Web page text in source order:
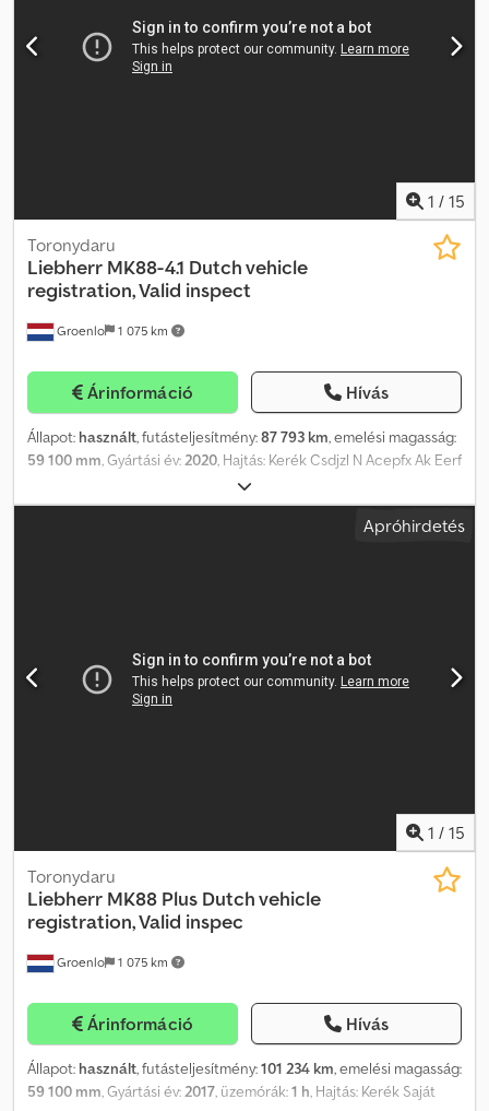
Bármilyen formában történő válaszadással elfogadja a Heinhuis
általános szerződési feltételeinek érvényességét, és nyilatkozik,
1 / 15
Groenlo 1 075 km
Toronydaru
Liebherr MK88-4.1 Dutch vehicle
registration, Valid inspect
Árinformáció Hívás
Állapot: használt, futásteljesítmény:87 793 km, emelési magasság:
59 100 mm, Gyártási év:2020, Hajtás: Kerék Csdjzl N Acepfx Ak Eerf
Saját tömeg: 48 000 kg Teherbírás: 8 000 kg Raktér méretei: 1685
x 275 x 399 cm Gyári szám: Első gumik állapota: 90 Hátsó gumik
állapota: 90 További információért vegye fel a kapcsolatot a
Apróhirdetés
1 / 15
Groenlo 1 075 km
Toronydaru
Liebherr MK88 Plus Dutch vehicle
registration, Valid inspec
Árinformáció Hívás
Állapot: használt, futásteljesítmény:101 234 km, emelési magasság:
59 100 mm, Gyártási év:2017, üzemórák:1 h, Hajtás: Kerék Saját